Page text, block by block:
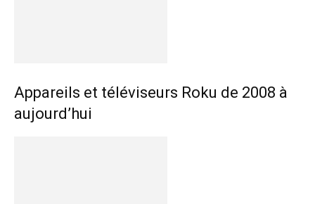
Appareils et téléviseurs Roku de 2008 à
aujourd’hui